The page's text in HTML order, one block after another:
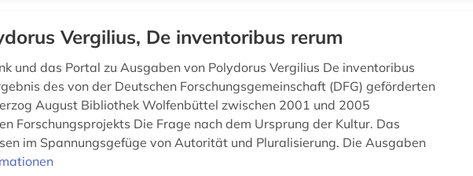
Vergilius, De inventoribus rerum
und das Portal zu Ausgaben von Polydorus Vergilius De inventoribus
des von der Deutschen Forschungsgemeinschaft (DFG) geförderten
August Bibliothek Wolfenbüttel zwischen 2001 und 2005
Forschungsprojekts Die Frage nach dem Ursprung der Kultur. Das
im Spannungsgefüge von Autorität und Pluralisierung. Die Ausgaben